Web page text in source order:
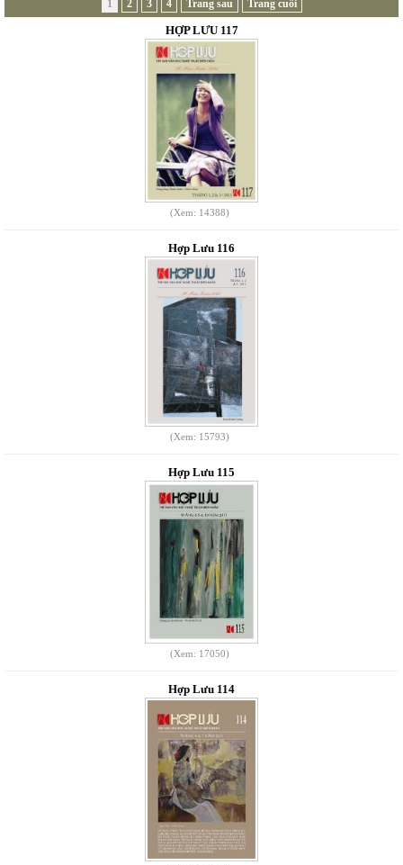
1 2 3 4 Trang sau Trang cuối
HỢP LƯU 117
(Xem: 14388)
Hợp Lưu 116
(Xem: 15793)
Hợp Lưu 115
(Xem: 17050)
Hợp Lưu 114